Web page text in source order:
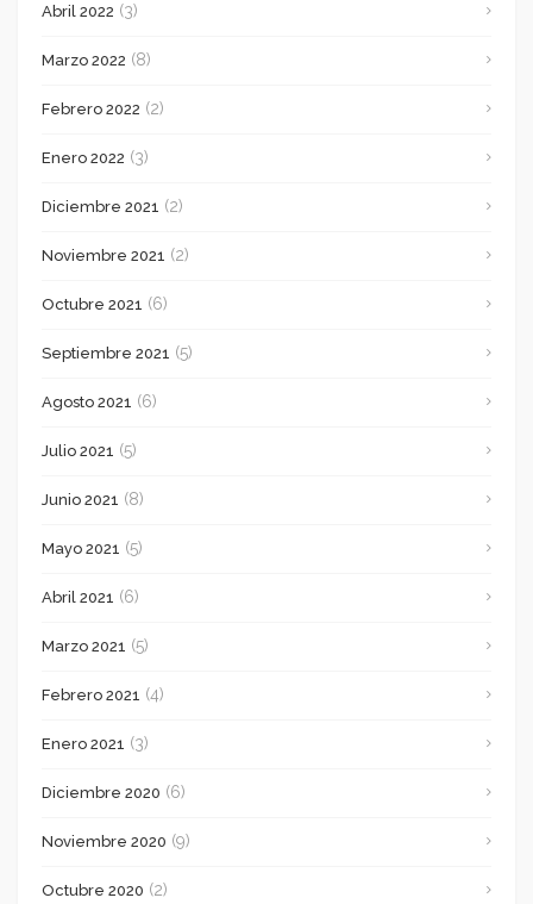
Abril 2022 (3)
Marzo 2022 (8)
Febrero 2022 (2)
Enero 2022 (3)
Diciembre 2021 (2)
Noviembre 2021 (2)
Octubre 2021 (6)
Septiembre 2021 (5)
Agosto 2021 (6)
Julio 2021 (5)
Junio 2021 (8)
Mayo 2021 (5)
Abril 2021 (6)
Marzo 2021 (5)
Febrero 2021 (4)
Enero 2021 (3)
Diciembre 2020 (6)
Noviembre 2020 (9)
Octubre 2020 (2)